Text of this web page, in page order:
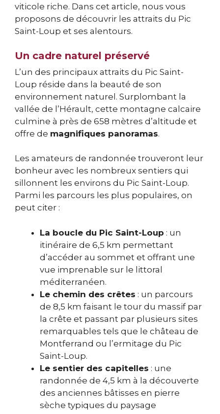
viticole riche. Dans cet article, nous vous
proposons de découvrir les attraits du Pic
Saint-Loup et ses alentours.
Un cadre naturel préservé
L’un des principaux attraits du Pic Saint-
Loup réside dans la beauté de son
environnement naturel. Surplombant la
vallée de l’Hérault, cette montagne calcaire
culmine à près de 658 mètres d’altitude et
offre de magnifiques panoramas.
Les amateurs de randonnée trouveront leur
bonheur avec les nombreux sentiers qui
sillonnent les environs du Pic Saint-Loup.
Parmi les parcours les plus populaires, on
peut citer :
La boucle du Pic Saint-Loup : un
itinéraire de 6,5 km permettant
d’accéder au sommet et offrant une
vue imprenable sur le littoral
méditerranéen.
Le chemin des crêtes : un parcours
de 8,5 km faisant le tour du massif par
la crête et passant par plusieurs sites
remarquables tels que le château de
Montferrand ou l’ermitage du Pic
Saint-Loup.
Le sentier des capitelles : une
randonnée de 4,5 km à la découverte
des anciennes bâtisses en pierre
sèche typiques du paysage